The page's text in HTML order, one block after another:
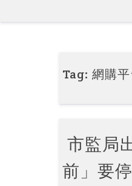
Tag:網購平
市監局
前」要